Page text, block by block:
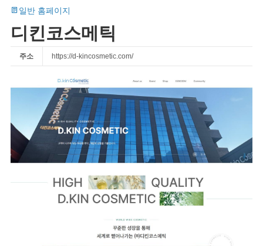
일반 홈페이지
디킨코스메틱
주소 https://d-kincosmetic.com/